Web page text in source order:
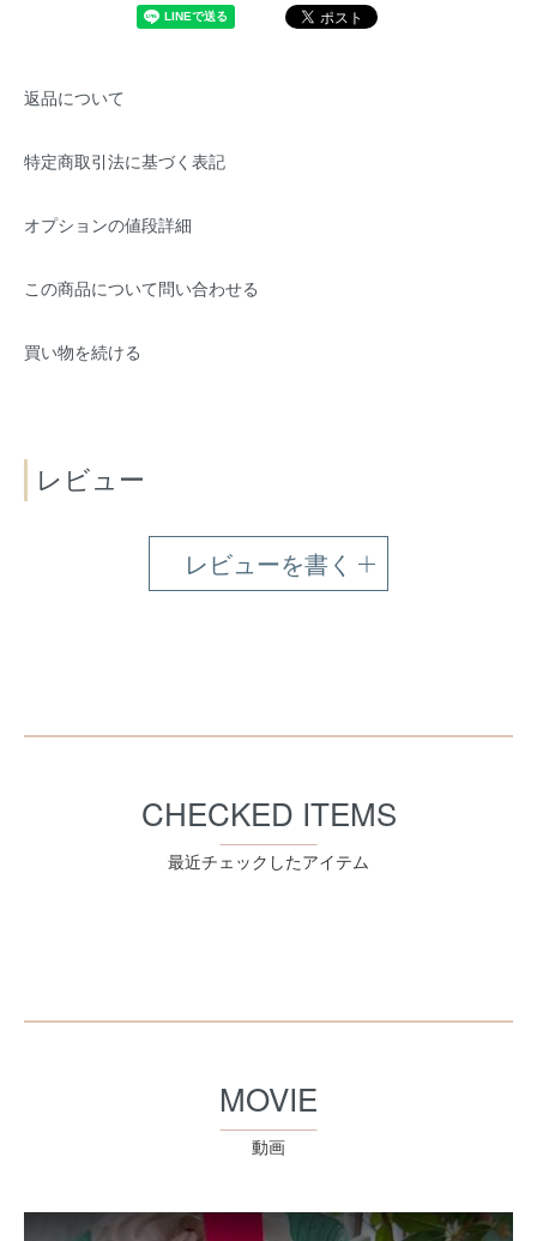
返品について
特定商取引法に基づく表記
オプションの値段詳細
この商品について問い合わせる
買い物を続ける
レビュー
レビューを書く
CHECKED ITEMS
最近チェックしたアイテム
MOVIE
動画